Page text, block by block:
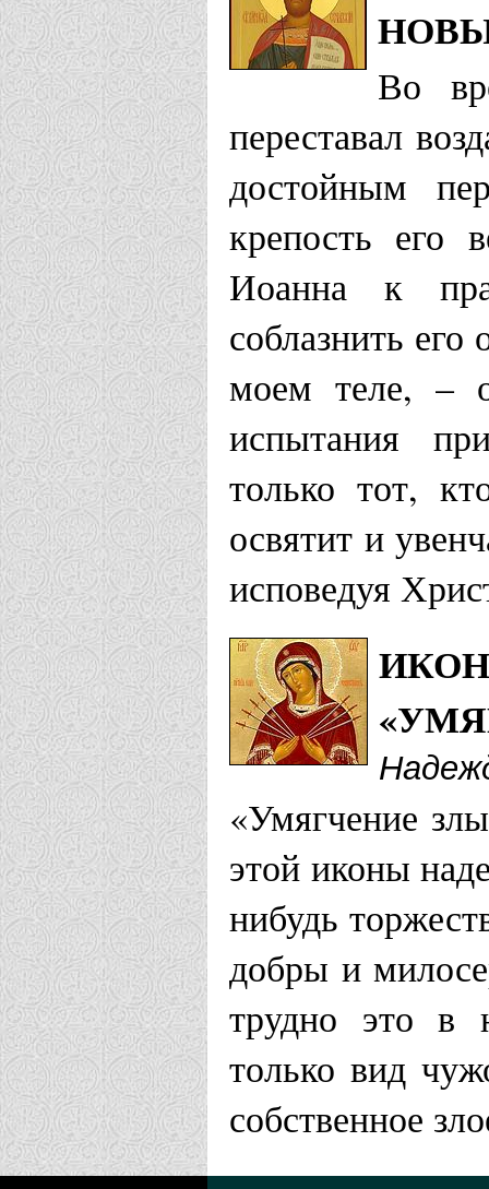
Во
переставал
достойным
крепость его
Иоанна к
соблазнить
моем теле, –
испытания
только тот,
освятит и
исповедуя
«Умягчение
этой иконы
нибудь
добры и
трудно это в
только вид
собственное